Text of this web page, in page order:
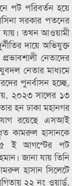
পট পরিবর্তন হয়ে
সরকার পতনের
যায়। তখন আওয়ামী
দায়ে অভিযুক্ত
নেতাদের
নেতার মাধ্যমে
পুনর্বাসন হচ্ছে,
২০২৩ সালের ১৩
হন ঢাকা মহানগর
রয়েছে এসআই
কামরুল হাসানকে
৫ ই আগস্টের পট
জানা যায় তিনি
হাসান সিলেটে
২২ নং ওয়ার্ড,